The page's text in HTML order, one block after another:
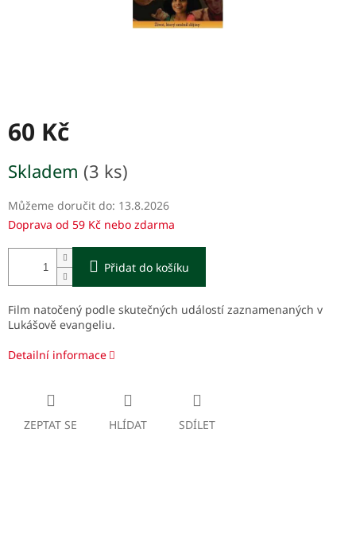
60 Kč
cena:
Skladem (3 ks)
Můžeme doručit do: 13.8.2026
Doprava od 59 Kč nebo zdarma
Přidat do košíku
Film natočený podle skutečných událostí zaznamenaných v
Lukášově evangeliu.
Detailní informace
ZEPTAT SE HLÍDAT SDÍLET